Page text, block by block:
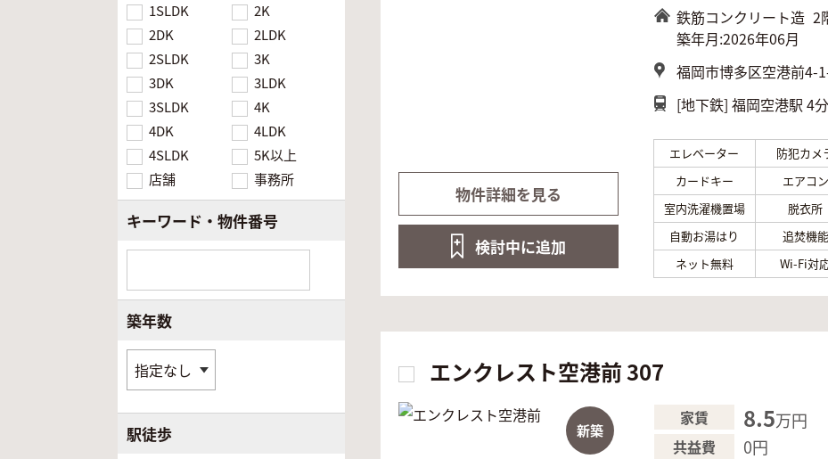
物件詳細を見る
検討中に追加
鉄筋コンクリート造 2
築年月:2026年06月
福岡市博多区空港前4-
[地下鉄] 福岡空港駅 4分
エレベーター 防犯カメ
カードキー
エアコン
室内洗濯機置場
脱衣所
自動お湯はり
追焚機能
ネット無料
Wi-Fi対
エンクレスト空港前 307
新築
家賃 8.5万円
共益費 0円
1SLDK
2K
2DK
2LDK
2SLDK
3K
3DK
3LDK
3SLDK
4K
4DK
4LDK
4SLDK
5K以上
店舗
事務所
キーワード・物件番号
築年数
駅徒歩